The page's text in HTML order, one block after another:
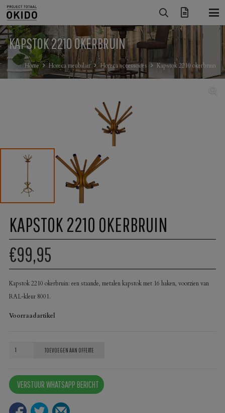
KAPSTOK 2210 OKERBRUIN
Home Horeca meubilair Horeca accessoires Kapstok 2210 okerbruin
KAPSTOK 2210 OKERBRUIN
€99,95
Kapstok 2210 okerbruin: een staande, metalen kapstok met 16 haken, voorzien van
RAL-kleur 8001.
Voorraadartikel
Kapstok
okerbruin
aantal
TOEVOEGEN AAN OFFERTE
VERSTUUR WHATSAPP BERICHT